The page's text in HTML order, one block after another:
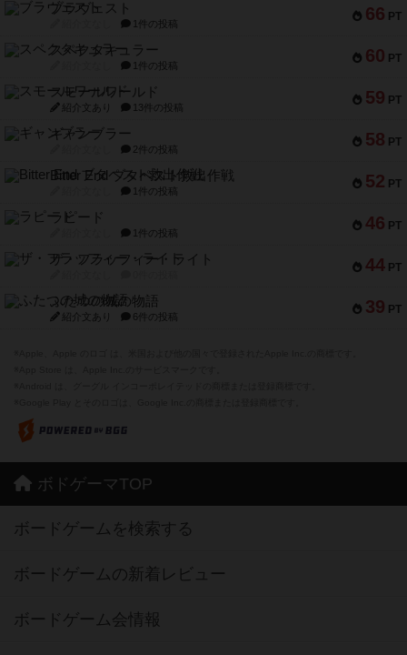
66 PT
ブラヴェスト
1件の投稿
60 PT
スペクタキュラー
1件の投稿
59 PT
スモールワールド
紹介文あり 13件の投稿
58 PT
ギャンブラー
2件の投稿
52 PT
Bitter End ブタペスト救出作戦
1件の投稿
46 PT
ラピード
1件の投稿
44 PT
ザ・フラッフィー・ライト
39 PT
ふたつの城の物語
紹介文あり 6件の投稿
ボドゲーマTOP
ボードゲームを検索する
ボードゲームの新着レビュー
ボードゲーム会情報